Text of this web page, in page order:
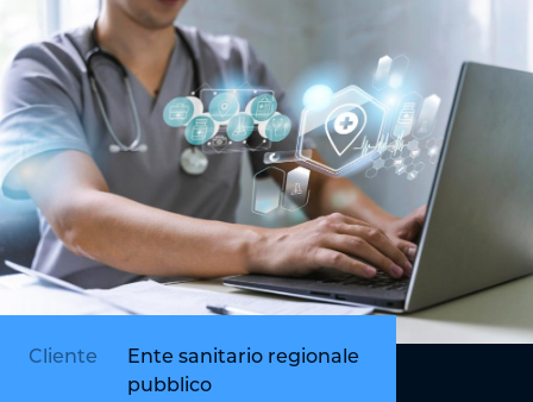
Cliente
Ente sanitario regionale
pubblico